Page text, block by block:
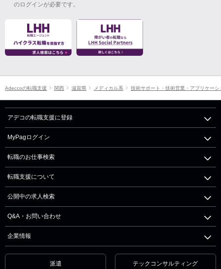
のログインが必要です。
Adeccoの転職支援 関西 滋賀県 メディカル系 技術サポート・技術営業・アプリケー
アデコの転職支援に登録
MyPagログイン
転職のお仕事検索
転職支援について
公開中の求人検索
Q&A・お問い合わせ
企業情報
派遣 テックコンサルティング